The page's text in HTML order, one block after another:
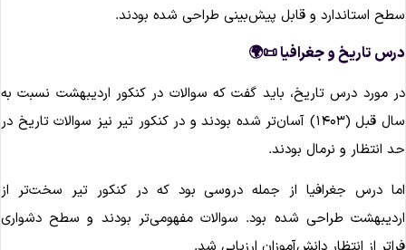
استاندارد و قابل پیش‌بینی طراحی شده بودند.
تاریخ و جغرافیا 📜🌍
مورد درس تاریخ، باید گفت که سوالات در کنکور اردیبهشت نسبت به
سال قبل (۱۴۰۳) آسان‌تر شده بودند و در کنکور تیر نیز سوالات تاریخ در
انتظار و نرمال بودند.
درس جغرافیا از جمله دروسی بود که در کنکور تیر سخت‌تر از
طراحی شده بود. سوالات مفهومی‌تر بودند و سطح دشواری